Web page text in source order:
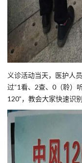
义诊活动当天，医护人
过“1看、2查、0（聆）
120”，教会大家快速识